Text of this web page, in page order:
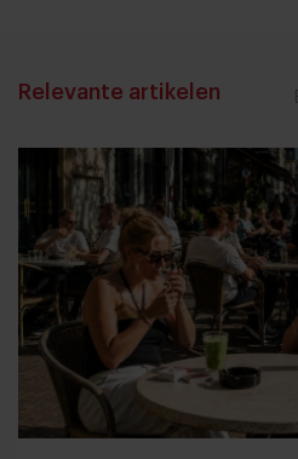
Relevante artikelen